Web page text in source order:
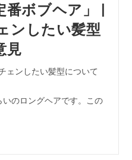
番ボブヘア」 |
ンしたい髪型
見
ェンしたい髪型について
のロングヘアです。この